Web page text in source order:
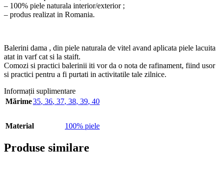
– 100% piele naturala interior/exterior ;
– produs realizat in Romania.
Balerini dama , din piele naturala de vitel avand aplicata piele lacuita
atat in varf cat si la staift.
Comozi si practici balerinii iti vor da o nota de rafinament, fiind usor
si practici pentru a fi purtati in activitatile tale zilnice.
Informații suplimentare
Mărime35, 36, 37, 38, 39, 40
Material 100% piele
Produse similare